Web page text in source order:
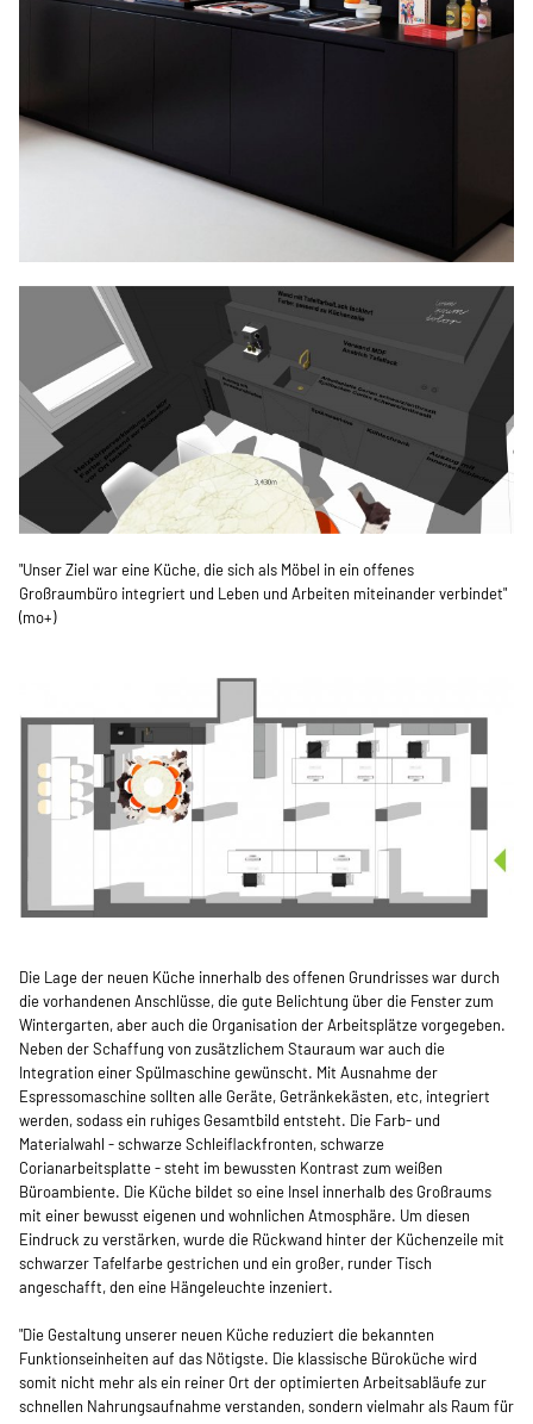
"Unser Ziel war eine Küche, die sich als Möbel in ein offenes
Großraumbüro integriert und Leben und Arbeiten miteinander verbindet"
(mo+)
Die Lage der neuen Küche innerhalb des offenen Grundrisses war durch
die vorhandenen Anschlüsse, die gute Belichtung über die Fenster zum
Wintergarten, aber auch die Organisation der Arbeitsplätze vorgegeben.
Neben der Schaffung von zusätzlichem Stauraum war auch die
Integration einer Spülmaschine gewünscht. Mit Ausnahme der
Espressomaschine sollten alle Geräte, Getränkekästen, etc, integriert
werden, sodass ein ruhiges Gesamtbild entsteht. Die Farb- und
Materialwahl - schwarze Schleiflackfronten, schwarze
Corianarbeitsplatte - steht im bewussten Kontrast zum weißen
Büroambiente. Die Küche bildet so eine Insel innerhalb des Großraums
mit einer bewusst eigenen und wohnlichen Atmosphäre. Um diesen
Eindruck zu verstärken, wurde die Rückwand hinter der Küchenzeile mit
schwarzer Tafelfarbe gestrichen und ein großer, runder Tisch
angeschafft, den eine Hängeleuchte inzeniert.
"Die Gestaltung unserer neuen Küche reduziert die bekannten
Funktionseinheiten auf das Nötigste. Die klassische Büroküche wird
somit nicht mehr als ein reiner Ort der optimierten Arbeitsabläufe zur
schnellen Nahrungsaufnahme verstanden, sondern vielmahr als Raum für